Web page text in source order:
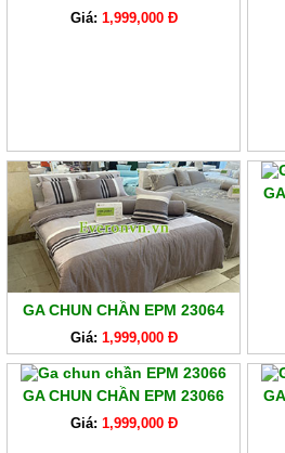
Giá: 1,999,000 Đ
GA CHUN CHẦN EPM 23064
Giá: 1,999,000 Đ
GA CHUN CHẦN EPM 23066
Giá: 1,999,000 Đ